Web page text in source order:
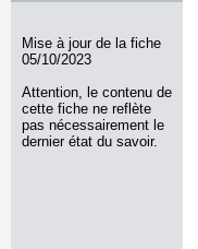
Mise à jour de la fiche
05/10/2023
Attention, le contenu de
cette fiche ne reflète
pas nécessairement le
dernier état du savoir.